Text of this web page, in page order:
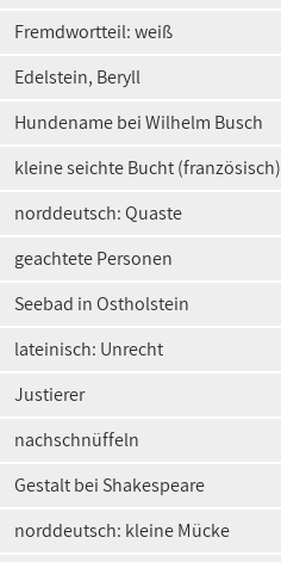
Fremdwortteil: weiß
Edelstein, Beryll
Hundename bei Wilhelm Busch
kleine seichte Bucht (französisch)
norddeutsch: Quaste
geachtete Personen
Seebad in Ostholstein
lateinisch: Unrecht
Justierer
nachschnüffeln
Gestalt bei Shakespeare
norddeutsch: kleine Mücke